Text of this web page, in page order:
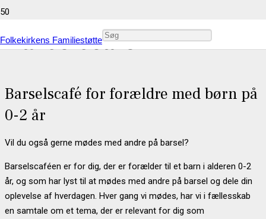
Folkekirkens Familiestøtte
Barselscafé
Barselscafé for forældre med børn på
0-2 år
Vil du også gerne mødes med andre på barsel?
Barselscaféen er for dig, der er forælder til et barn i alderen 0-2
år, og som har lyst til at mødes med andre på barsel og dele din
oplevelse af hverdagen. Hver gang vi mødes, har vi i fællesskab
en samtale om et tema, der er relevant for dig som